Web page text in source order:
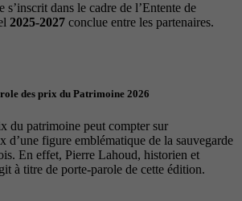
s’inscrit dans le cadre de l’Entente de
2025-2027 conclue entre les partenaires.
des prix du Patrimoine 2026
du patrimoine peut compter sur
d’une figure emblématique de la sauvegarde
En effet, Pierre Lahoud, historien et
à titre de porte-parole de cette édition.